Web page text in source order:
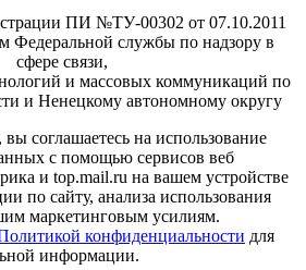
ПИ №ТУ-00302 от 07.10.2011
Федеральной службы по надзору в
сфере связи,
и массовых коммуникаций по
и Ненецкому автономному округу
соглашаетесь на использование
с помощью сервисов веб
и top.mail.ru на вашем устройстве
по сайту, анализа использования
маркетинговым усилиям.
конфиденциальности для
информации.